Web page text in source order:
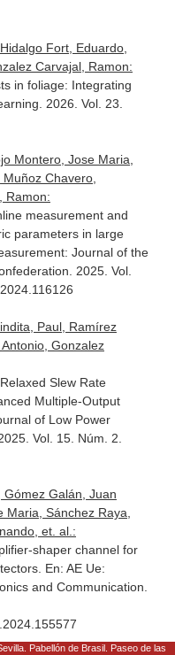
Fort, Eduardo,
Carvajal, Ramon:
in foliage: Integrating
2026. Vol. 23.
Montero, Jose Maria,
Chavero,
Ramon:
measurement and
parameters in large
Journal of the
. 2025. Vol.
Paul, Ramírez
Gonzalez
Slew Rate
Multiple-Output
of Low Power
Vol. 15. Núm. 2.
Galán, Juan
Sánchez Raya,
et. al.:
shaper channel for
En: AE Ue:
and Communication
Pabellón de Brasil. Paseo de las